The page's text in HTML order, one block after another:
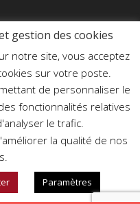
gestion des cookies
notre site, vous acceptez
sur votre poste.
de personnaliser le
fonctionnalités relatives
le trafic.
la qualité de nos
Paramètres